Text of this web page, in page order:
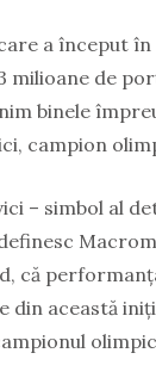
a început
milioane de
binele
campion
– simbol al
că
din această